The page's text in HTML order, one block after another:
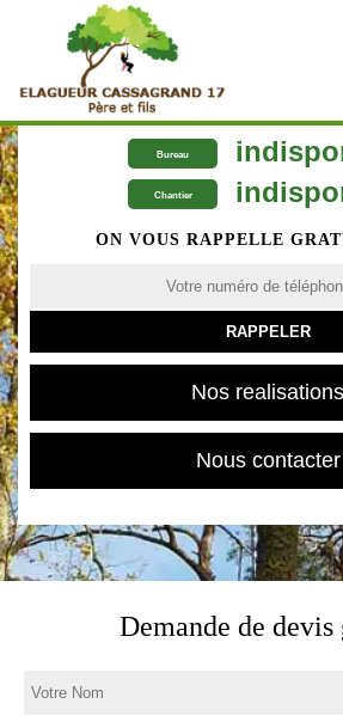
Bureau
Chantier
ON VOUS RAPPELLE
Nos realisations
Nous contacter
Demande de